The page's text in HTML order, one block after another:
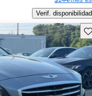
Verif. disponibilidad